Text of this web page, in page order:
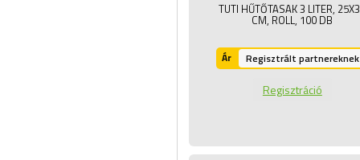
TUTI HŰTŐTASAK 3 LITER,
CM, ROLL, 100 DB
Ár Regisztrált partnereknek
Regisztráció